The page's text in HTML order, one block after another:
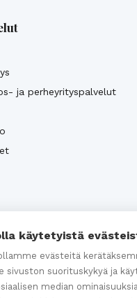
ja perheyrityspalvelut
käytetyistä
evästeitä
sivuston suorituskykyä ja
median